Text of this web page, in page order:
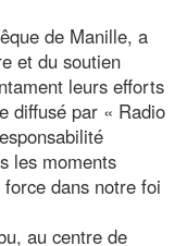
de Manille, a
et du soutien
leurs efforts
diffusé par « Radio
les moments
dans notre foi
au centre de